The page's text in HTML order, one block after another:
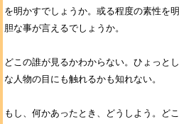
を明かすでしょうか。或る程度の素性を
胆な事が言えるでしょうか。
どこの誰が見るかわからない。ひょっと
な人物の目にも触れるかも知れない。
もし、何かあったとき、どうしよう。ど